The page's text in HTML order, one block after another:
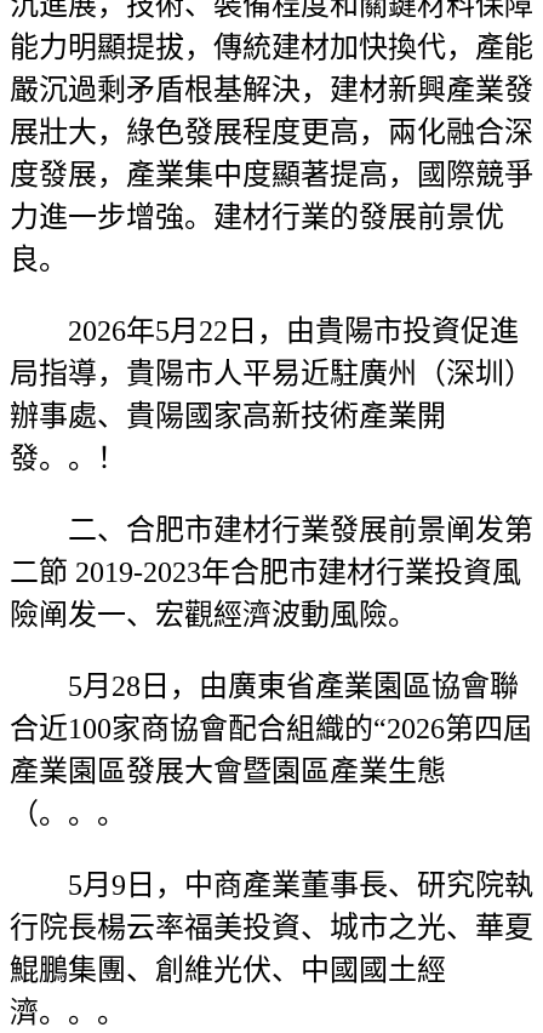
能力明顯提拔，傳統建材加快換代，產能
嚴沉過剩矛盾根基解決，建材新興產業發
展壯大，綠色發展程度更高，兩化融合深
度發展，產業集中度顯著提高，國際競爭
力進一步增強。建材行業的發展前景优
良。
2026年5月22日，由貴陽市投資促進
局指導，貴陽市人平易近駐廣州（深圳）
辦事處、貴陽國家高新技術產業開
發。。！
二、合肥市建材行業發展前景阐发第
二節 2019-2023年合肥市建材行業投資風
險阐发一、宏觀經濟波動風險。
5月28日，由廣東省產業園區協會聯
合近100家商協會配合組織的“2026第四屆
產業園區發展大會暨園區產業生態
（。。。
5月9日，中商產業董事長、研究院執
行院長楊云率福美投資、城市之光、華夏
鯤鵬集團、創維光伏、中國國土經
濟。。。